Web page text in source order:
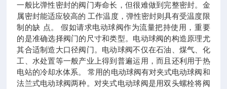
一般比弹性密封的阀门寿命长，但很难做到完整密封。金
属密封能适应较高的 工作温度，弹性密封则具有受温度限
制的缺 点。 假如请求电动球阀作为流量把持使用，重要
的是准确选择阀门的尺寸和类型。电动球阀的构造原理尤
其合适制造大口径阀门。电动球阀不仅在石油、煤气、化
工、水处置等一般产业上得到普遍运用，而且还利用于热
电站的冷却水体系。 常用的电动球阀有对夹式电动球阀和
法兰式电动球阀两种。对夹式电动球阀是用双头螺栓将阀